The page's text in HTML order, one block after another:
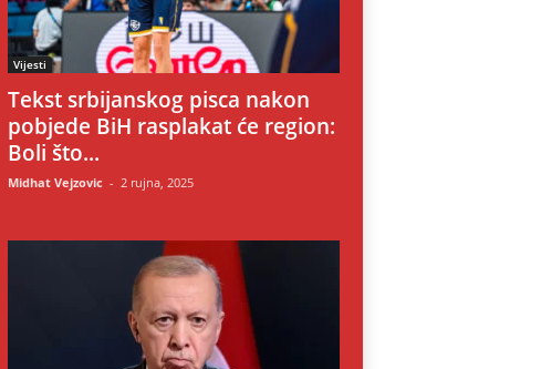
Vijesti
Tekst srbijanskog pisca nakon
pobjede BiH rasplakat će region:
Boli što...
Midhat Vejzovic - 2 rujna, 2025